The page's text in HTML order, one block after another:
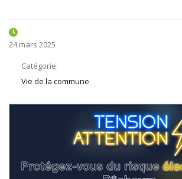
24 mars 2025
Catégorie:
Vie de la commune